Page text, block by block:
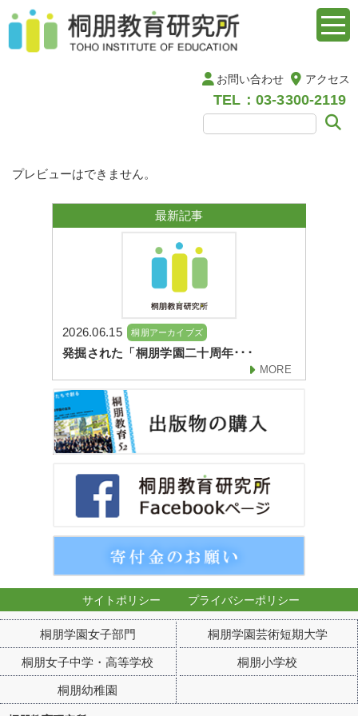
お問い合わせ アクセス
TEL：03-3300-2119
プレビューはできません。
最新記事
2026.06.15 桐朋アーカイブズ
発掘された「桐朋学園二十周年･･･
MORE
サイトポリシー プライバシーポリシー
桐朋学園女子部門 桐朋学園芸術短期大学
桐朋女子中学・高等学校 桐朋小学校
桐朋幼稚園